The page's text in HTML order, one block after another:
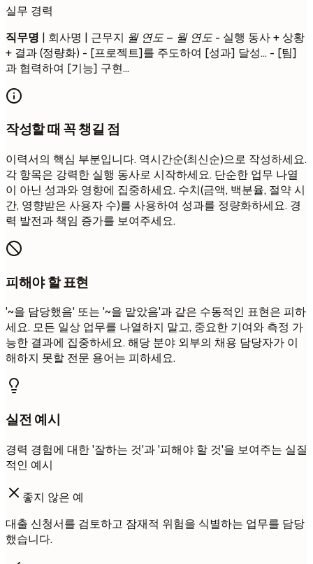
실무 경력
직무명 | 회사명 | 근무지 월 연도 – 월 연도 - 실행 동사 + 상황
+ 결과 (정량화) - [프로젝트]를 주도하여 [성과] 달성... - [팀]
과 협력하여 [기능] 구현...
작성할 때 꼭 챙길 점
이력서의 핵심 부분입니다. 역시간순(최신순)으로 작성하세요.
각 항목은 강력한 실행 동사로 시작하세요. 단순한 업무 나열
이 아닌 성과와 영향에 집중하세요. 수치(금액, 백분율, 절약 시
간, 영향받은 사용자 수)를 사용하여 성과를 정량화하세요. 경
력 발전과 책임 증가를 보여주세요.
피해야 할 표현
'~을 담당했음' 또는 '~을 맡았음'과 같은 수동적인 표현은 피하
세요. 모든 일상 업무를 나열하지 말고, 중요한 기여와 측정 가
능한 결과에 집중하세요. 해당 분야 외부의 채용 담당자가 이
해하지 못할 전문 용어는 피하세요.
실전 예시
경력 경험에 대한 '잘하는 것'과 '피해야 할 것'을 보여주는 실질
적인 예시
좋지 않은 예
대출 신청서를 검토하고 잠재적 위험을 식별하는 업무를 담당
했습니다.